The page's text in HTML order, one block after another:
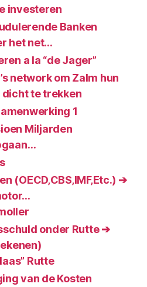
investeren
Banken
het net…
a la “de Jager”
network om Zalm hun
te trekken
1
Miljarden
(OECD‚CBS‚IMF‚Etc.) ➔
onder Rutte ➔
Rutte
van de Kosten